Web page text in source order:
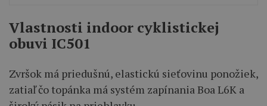
Vlastnosti indoor cyklistickej
obuvi IC501
Zvršok má priedušnú, elastickú sieťovinu ponožiek,
zatiaľ čo topánka má systém zapínania Boa L6K a